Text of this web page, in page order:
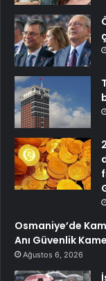
Osmaniye’de
Anı Güvenlik
Ağustos 6, 2026